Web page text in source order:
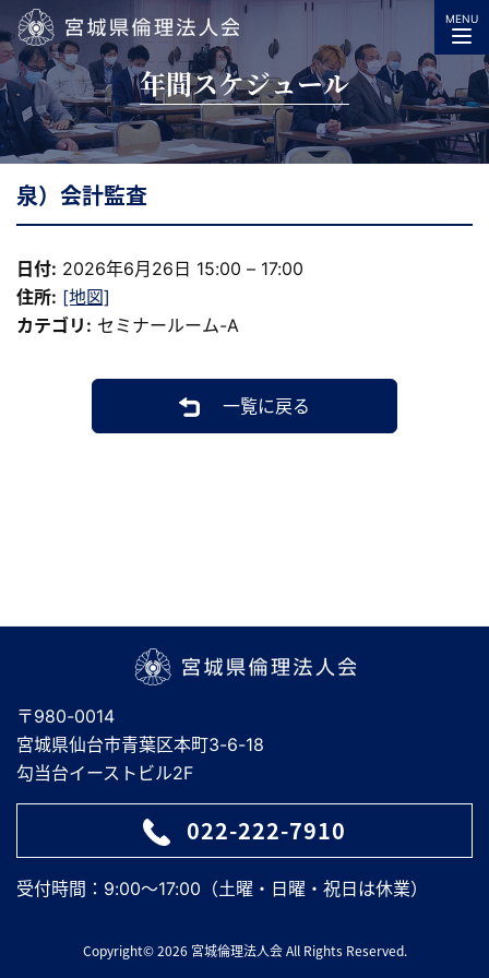
宮城県倫理法人会
MENU
年間スケジュール
泉）会計監査
日付: 2026年6月26日 15:00 – 17:00
住所: [地図]
カテゴリ: セミナールーム-A
一覧に戻る
〒980-0014
宮城県仙台市青葉区本町3-6-18
勾当台イーストビル2F
022-222-7910
受付時間：9:00～17:00（土曜・日曜・祝日は休業）
Copyright© 2026 宮城倫理法人会 All Rights Reserved.